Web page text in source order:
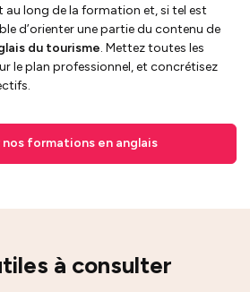
long de la formation et, si tel est
d’orienter une partie du contenu de
du tourisme. Mettez toutes les
le plan professionnel, et concrétisez
formations en anglais
à consulter